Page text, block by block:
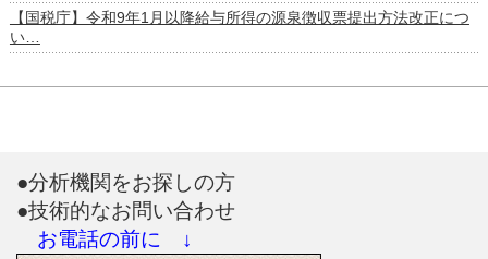
【国税庁】令和9年1月以降給与所得の源泉徴収票提出方法改正につ
い…
●分析機関をお探しの方
●技術的なお問い合わせ
お電話の前に ↓